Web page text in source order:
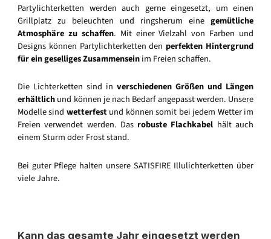
Partylichterketten werden auch gerne eingesetzt, um einen
Grillplatz zu beleuchten und ringsherum eine gemütliche
Atmosphäre zu schaffen. Mit einer Vielzahl von Farben und
Designs können Partylichterketten den perfekten Hintergrund
für ein geselliges Zusammenseinim Freien schaffen.
Die Lichterketten sind in verschiedenen Größen und Längen
erhältlichund können je nach Bedarf angepasst werden. Unsere
Modelle sind wetterfestund können somit bei jedem Wetter im
Freien verwendet werden. Das robuste Flachkabel hält auch
einem Sturm oder Frost stand.
Bei guter Pflege halten unsere SATISFIRE Illulichterketten über
viele Jahre.
Kann das gesamte Jahr eingesetzt werden